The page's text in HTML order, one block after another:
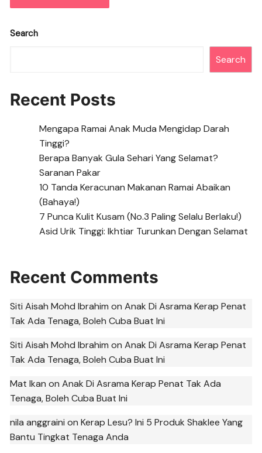
Search
Search
Recent Posts
Mengapa Ramai Anak Muda Mengidap Darah
Tinggi?
Berapa Banyak Gula Sehari Yang Selamat?
Saranan Pakar
10 Tanda Keracunan Makanan Ramai Abaikan
(Bahaya!)
7 Punca Kulit Kusam (No.3 Paling Selalu Berlaku!)
Asid Urik Tinggi: Ikhtiar Turunkan Dengan Selamat
Recent Comments
Siti Aisah Mohd Ibrahim onAnak Di Asrama Kerap Penat
Tak Ada Tenaga, Boleh Cuba Buat Ini
Siti Aisah Mohd Ibrahim onAnak Di Asrama Kerap Penat
Tak Ada Tenaga, Boleh Cuba Buat Ini
Mat Ikan onAnak Di Asrama Kerap Penat Tak Ada
Tenaga, Boleh Cuba Buat Ini
nila anggraini onKerap Lesu? Ini 5 Produk Shaklee Yang
Bantu Tingkat Tenaga Anda